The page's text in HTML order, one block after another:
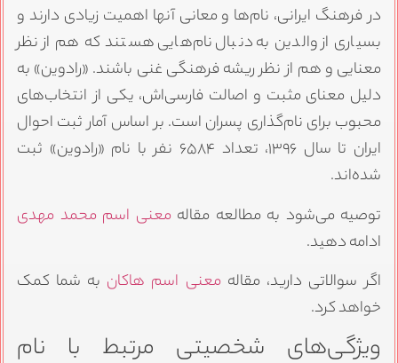
در فرهنگ ایرانی، نام‌ها و معانی آنها اهمیت زیادی دارند و
بسیاری از والدین به دنبال نام‌هایی هستند که هم از نظر
معنایی و هم از نظر ریشه فرهنگی غنی باشند. «رادوین» به
دلیل معنای مثبت و اصالت فارسی‌اش، یکی از انتخاب‌های
محبوب برای نام‌گذاری پسران است. بر اساس آمار ثبت احوال
ایران تا سال ۱۳۹۶، تعداد ۶۵۸۴ نفر با نام «رادوین» ثبت
شده‌اند.
توصیه می‌شود به مطالعه مقاله معنی اسم محمد مهدی
ادامه دهید.
اگر سوالاتی دارید، مقاله معنی اسم هاکانبه شما کمک
خواهد کرد.
ویژگی‌های شخصیتی مرتبط با نام